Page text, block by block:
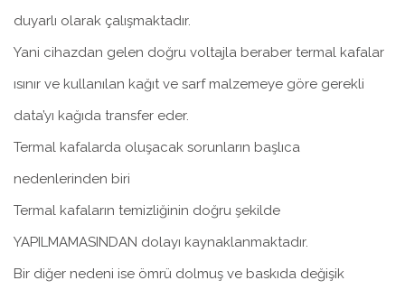
duyarlı olarak çalışmaktadır.
Yani cihazdan gelen doğru voltajla beraber termal kafalar
ısınır ve kullanılan kağıt ve sarf malzemeye göre gerekli
data’yı kağıda transfer eder.
Termal kafalarda oluşacak sorunların başlıca
nedenlerinden biri
Termal kafaların temizliğinin doğru şekilde
YAPILMAMASINDAN dolayı kaynaklanmaktadır.
Bir diğer nedeni ise ömrü dolmuş ve baskıda değişik